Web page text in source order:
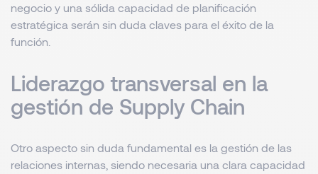
negocio y una sólida capacidad de planificación
estratégica serán sin duda claves para el éxito de la
función.
Liderazgo transversal en la
gestión de Supply Chain
Otro aspecto sin duda fundamental es la gestión de las
relaciones internas, siendo necesaria una clara capacidad